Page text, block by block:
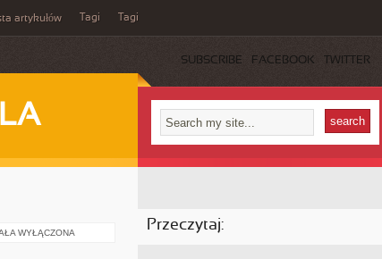
artykułów Tagi Tagi
SUBSCRIBE FACEBOOK TWITTER
WYŁĄCZONA Przeczytaj: